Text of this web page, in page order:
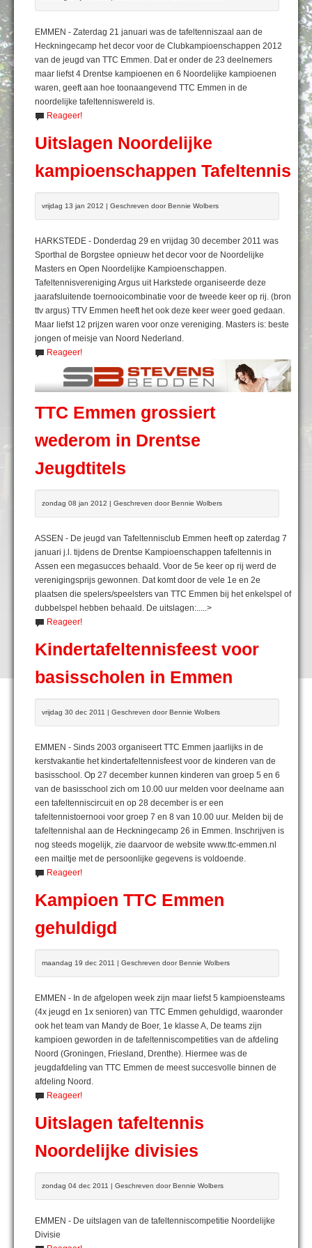
EMMEN - Zaterdag 21 januari was de tafeltenniszaal aan de
Heckningecamp het decor voor de Clubkampioenschappen 2012
van de jeugd van TTC Emmen. Dat er onder de 23 deelnemers
maar liefst 4 Drentse kampioenen en 6 Noordelijke kampioenen
waren, geeft aan hoe toonaangevend TTC Emmen in de
noordelijke tafeltenniswereld is.
Reageer!
Uitslagen Noordelijke
kampioenschappen Tafeltennis
vrijdag 13 jan 2012 | Geschreven door Bennie Wolbers
HARKSTEDE - Donderdag 29 en vrijdag 30 december 2011 was
Sporthal de Borgstee opnieuw het decor voor de Noordelijke
Masters en Open Noordelijke Kampioenschappen.
Tafeltennisvereniging Argus uit Harkstede organiseerde deze
jaarafsluitende toernooicombinatie voor de tweede keer op rij. (bron
ttv argus) TTV Emmen heeft het ook deze keer weer goed gedaan.
Maar liefst 12 prijzen waren voor onze vereniging. Masters is: beste
jongen of meisje van Noord Nederland.
Reageer!
TTC Emmen grossiert
wederom in Drentse
Jeugdtitels
zondag 08 jan 2012 | Geschreven door Bennie Wolbers
ASSEN - De jeugd van Tafeltennisclub Emmen heeft op zaterdag 7
januari j.l. tijdens de Drentse Kampioenschappen tafeltennis in
Assen een megasucces behaald. Voor de 5e keer op rij werd de
verenigingsprijs gewonnen. Dat komt door de vele 1e en 2e
plaatsen die spelers/speelsters van TTC Emmen bij het enkelspel of
dubbelspel hebben behaald. De uitslagen:.....>
Reageer!
Kindertafeltennisfeest voor
basisscholen in Emmen
vrijdag 30 dec 2011 | Geschreven door Bennie Wolbers
EMMEN - Sinds 2003 organiseert TTC Emmen jaarlijks in de
kerstvakantie het kindertafeltennisfeest voor de kinderen van de
basisschool. Op 27 december kunnen kinderen van groep 5 en 6
van de basisschool zich om 10.00 uur melden voor deelname aan
een tafeltenniscircuit en op 28 december is er een
tafeltennistoernooi voor groep 7 en 8 van 10.00 uur. Melden bij de
tafeltennishal aan de Heckningecamp 26 in Emmen. Inschrijven is
nog steeds mogelijk, zie daarvoor de website www.ttc-emmen.nl
een mailtje met de persoonlijke gegevens is voldoende.
Reageer!
Kampioen TTC Emmen
gehuldigd
maandag 19 dec 2011 | Geschreven door Bennie Wolbers
EMMEN - In de afgelopen week zijn maar liefst 5 kampioensteams
(4x jeugd en 1x senioren) van TTC Emmen gehuldigd, waaronder
ook het team van Mandy de Boer, 1e klasse A, De teams zijn
kampioen geworden in de tafeltenniscompetities van de afdeling
Noord (Groningen, Friesland, Drenthe). Hiermee was de
jeugdafdeling van TTC Emmen de meest succesvolle binnen de
afdeling Noord.
Reageer!
Uitslagen tafeltennis
Noordelijke divisies
zondag 04 dec 2011 | Geschreven door Bennie Wolbers
EMMEN - De uitslagen van de tafeltenniscompetitie Noordelijke
Divisie